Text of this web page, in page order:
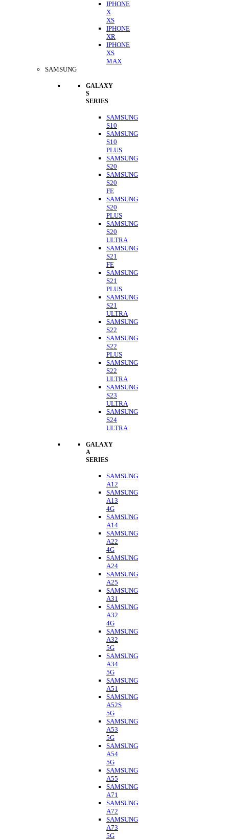
IPHONE
X
XS
IPHONE
XR
IPHONE
XS
MAX
SAMSUNG
GALAXY
S
SERIES
SAMSUNG
S10
SAMSUNG
S10
PLUS
SAMSUNG
S20
SAMSUNG
S20
FE
SAMSUNG
S20
PLUS
SAMSUNG
S20
ULTRA
SAMSUNG
S21
FE
SAMSUNG
S21
PLUS
SAMSUNG
S21
ULTRA
SAMSUNG
S22
SAMSUNG
S22
PLUS
SAMSUNG
S22
ULTRA
SAMSUNG
S23
ULTRA
SAMSUNG
S24
ULTRA
GALAXY
A
SERIES
SAMSUNG
A12
SAMSUNG
A13
4G
SAMSUNG
A14
SAMSUNG
A22
4G
SAMSUNG
A24
SAMSUNG
A25
SAMSUNG
A31
SAMSUNG
A32
4G
SAMSUNG
A32
5G
SAMSUNG
A34
5G
SAMSUNG
A51
SAMSUNG
A52S
5G
SAMSUNG
A53
5G
SAMSUNG
A54
5G
SAMSUNG
A55
SAMSUNG
A71
SAMSUNG
A72
SAMSUNG
A73
5G